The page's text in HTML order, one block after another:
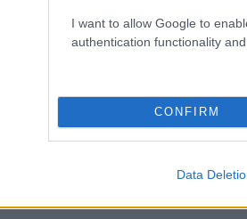
I want to allow Google to
authentication functionality
CONFIRM
Data